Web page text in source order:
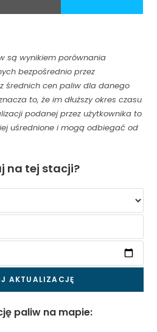
są wynikiem porównania
bezpośrednio przez
średnich cen paliw dla danego
to, że im dłuższy okres czasu
podanej przez użytkownika to
uśrednione i mogą odbiegać od
na tej stacji?
paliw na mapie: